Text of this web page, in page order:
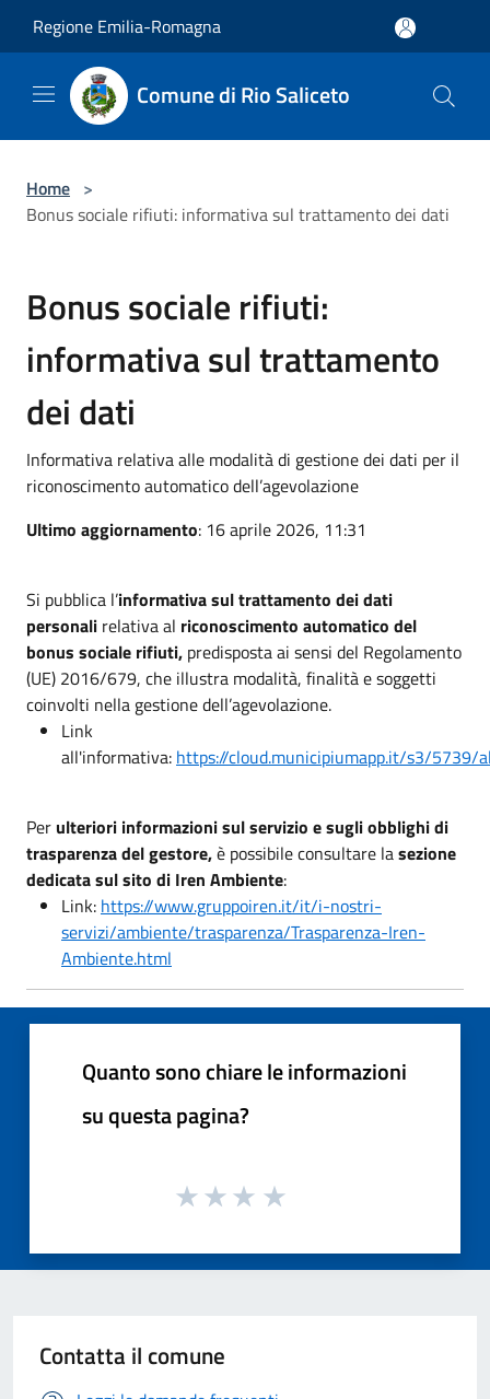
Regione Emilia-Romagna
Comune di Rio Saliceto
Home >
Bonus sociale rifiuti: informativa sul trattamento dei dati
Bonus sociale rifiuti:
informativa sul trattamento
dei dati
Informativa relativa alle modalità di gestione dei dati per il
riconoscimento automatico dell’agevolazione
Ultimo aggiornamento: 16 aprile 2026, 11:31
Si pubblica l’informativa sul trattamento dei dati
personali relativa al riconoscimento automatico del
bonus sociale rifiuti, predisposta ai sensi del Regolamento
(UE) 2016/679, che illustra modalità, finalità e soggetti
coinvolti nella gestione dell’agevolazione.
Link
all'informativa: https://cloud.municipiumapp.it/s3/
Per ulteriori informazioni sul servizio e sugli obblighi di
trasparenza del gestore,è possibile consultare lasezione
dedicata sul sito di Iren Ambiente:
Link: https://www.gruppoiren.it/it/i-nostri-
servizi/ambiente/trasparenza/Trasparenza-Iren-
Ambiente.html
Quanto sono chiare le informazioni
su questa pagina?
Contatta il comune